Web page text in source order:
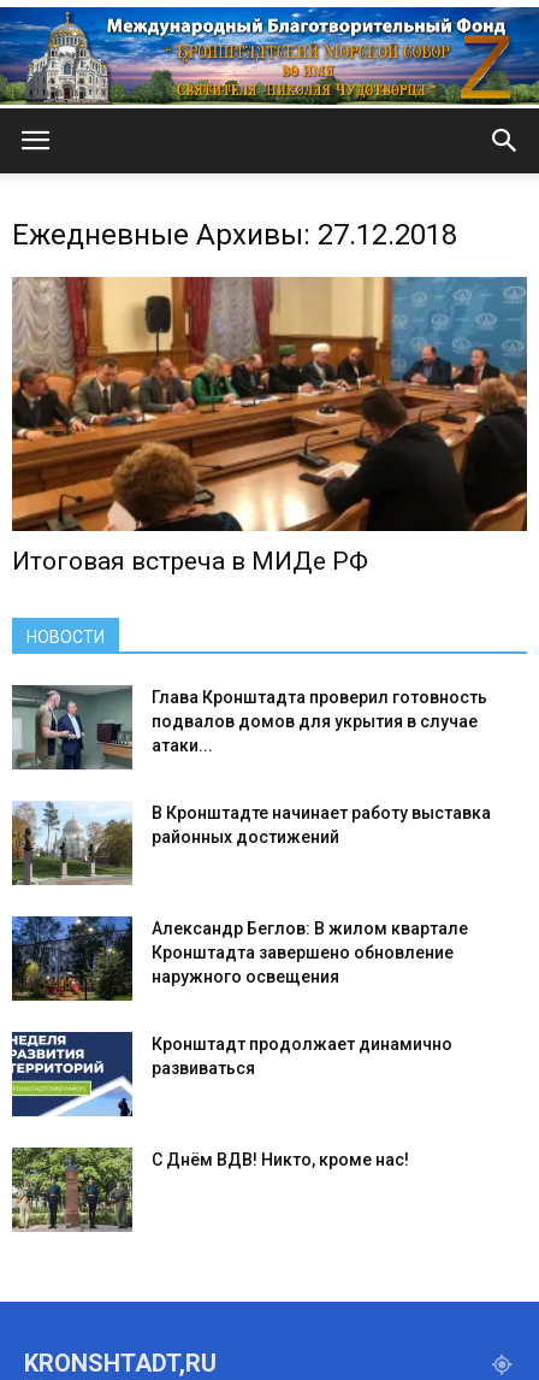
собор
Ежедневные Архивы: 27.12.2018
Итоговая встреча в МИДе РФ
НОВОСТИ
Глава Кронштадта проверил готовность
подвалов домов для укрытия в случае
атаки...
В Кронштадте начинает работу выставка
районных достижений
Александр Беглов: В жилом квартале
Кронштадта завершено обновление
наружного освещения
Кронштадт продолжает динамично
развиваться
С Днём ВДВ! Никто, кроме нас!
KRONSHTADT,RU